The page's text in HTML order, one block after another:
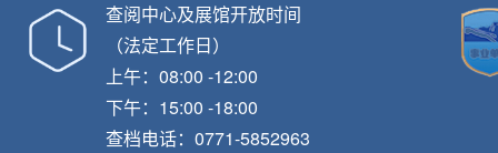
查阅中心及展馆开放时间
（法定工作日）
上午：08:00 -12:00
下午：15:00 -18:00
查档电话：0771-5852963